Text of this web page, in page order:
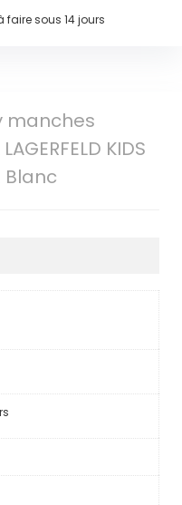
faire sous 14 jours
manches
KIDS
Blanc